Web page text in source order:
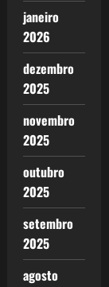
janeiro
2026
dezembro
2025
novembro
2025
outubro
2025
setembro
2025
agosto